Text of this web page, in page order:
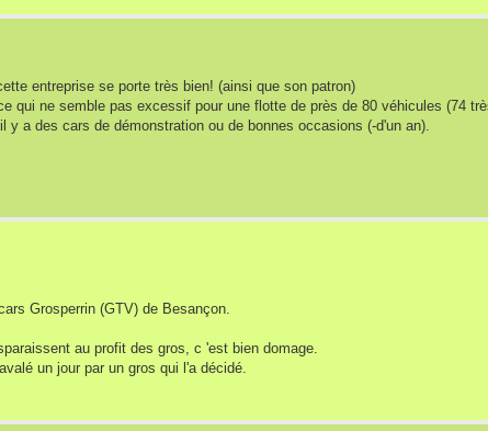
entreprise se porte très bien! (ainsi que son patron)
qui ne semble pas excessif pour une flotte de près de 80 véhicules (74
a des cars de démonstration ou de bonnes occasions (-d'un an).
Grosperrin (GTV) de Besançon.
au profit des gros, c 'est bien domage.
un jour par un gros qui l'a décidé.